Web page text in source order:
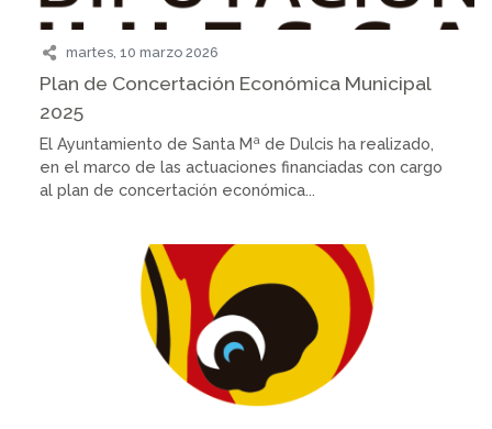
martes, 10 marzo 2026
Plan de Concertación Económica Municipal
2025
El Ayuntamiento de Santa Mª de Dulcis ha realizado,
en el marco de las actuaciones financiadas con cargo
al plan de concertación económica...